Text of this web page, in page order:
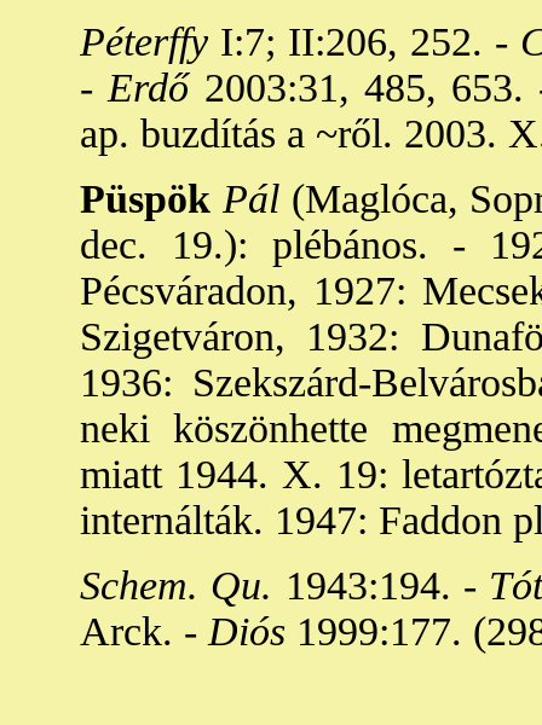
Péterffy I:7; II:206, 252. -
- Erdő2003:31, 485, 653.
ap. buzdítás a ~ről. 2003.
Püspök Pál(Maglóca,
dec. 19.): plébános. -
Pécsváradon, 1927:
Szigetváron, 1932:
1936: Szekszárd-
neki köszönhette
miatt 1944. X. 19:
internálták. 1947: Faddon
Schem. Qu. 1943:194. -
Arck. - Diós 1999:177.